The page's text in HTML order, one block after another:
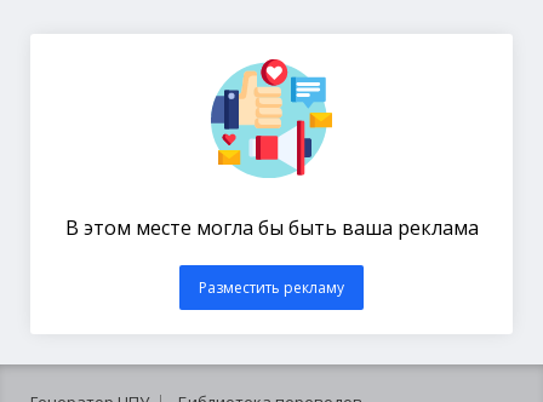
В этом месте могла бы быть ваша реклама
Разместить рекламу